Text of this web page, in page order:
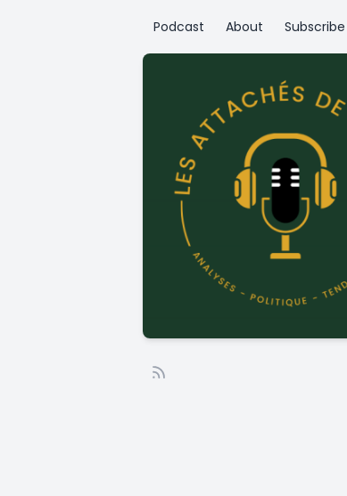
Podcast About Subscribe